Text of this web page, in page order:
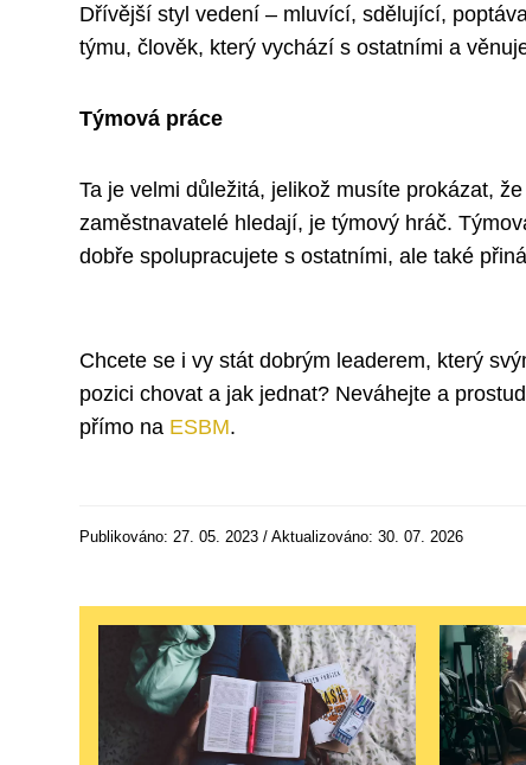
Dřívější styl vedení – mluvící, sdělující,
týmu, člověk, který vychází s ostatními a
Týmová práce
Ta je velmi důležitá, jelikož musíte prokázat,
zaměstnavatelé hledají, je týmový hráč.
dobře spolupracujete s ostatními, ale také
Chcete se i vy stát dobrým leaderem, který
pozici chovat a jak jednat? Neváhejte a
přímo na ESBM.
Publikováno: 27. 05. 2023 / Aktualizováno: 30. 07. 2026